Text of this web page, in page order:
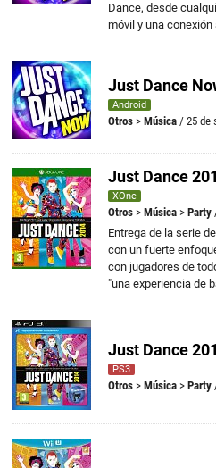
Dance, desde
móvil y una conexión
Just Dance
Android
Otros > Música / 25 de
Just Dance
XOne
Otros > Música > Party
Entrega de la serie
con un fuerte
con jugadores de
"una experiencia de
Just Dance
PS3
Otros > Música > Party